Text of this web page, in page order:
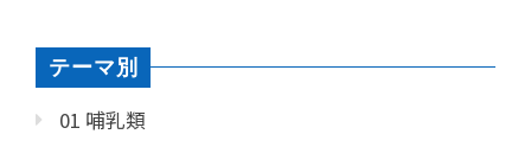
テーマ別
01 哺乳類